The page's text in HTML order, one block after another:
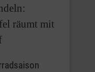
räumt mit